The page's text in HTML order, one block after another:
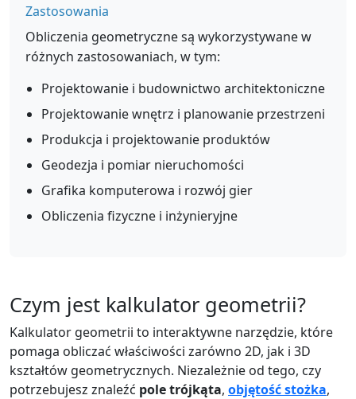
Zastosowania
Obliczenia geometryczne są wykorzystywane w
różnych zastosowaniach, w tym:
Projektowanie i budownictwo architektoniczne
Projektowanie wnętrz i planowanie przestrzeni
Produkcja i projektowanie produktów
Geodezja i pomiar nieruchomości
Grafika komputerowa i rozwój gier
Obliczenia fizyczne i inżynieryjne
Czym jest kalkulator geometrii?
Kalkulator geometrii to interaktywne narzędzie, które
pomaga obliczać właściwości zarówno 2D, jak i 3D
kształtów geometrycznych. Niezależnie od tego, czy
potrzebujesz znaleźć pole trójkąta, objętość stożka,